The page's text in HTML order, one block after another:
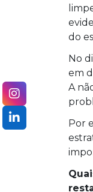
do
No
em
A
Por